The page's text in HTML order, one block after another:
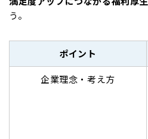
う。
ポイント
企業理念・考え方